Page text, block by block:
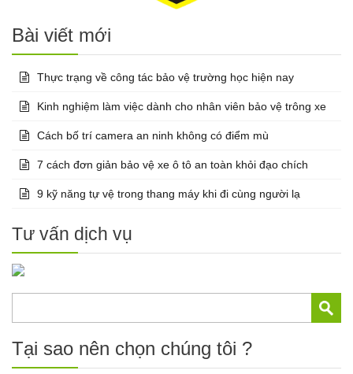
Bài viết mới
Thực trạng về công tác bảo vệ trường học hiện nay
Kinh nghiệm làm việc dành cho nhân viên bảo vệ trông xe
Cách bố trí camera an ninh không có điểm mù
7 cách đơn giản bảo vệ xe ô tô an toàn khỏi đạo chích
9 kỹ năng tự vệ trong thang máy khi đi cùng người lạ
Tư vấn dịch vụ
Tại sao nên chọn chúng tôi ?